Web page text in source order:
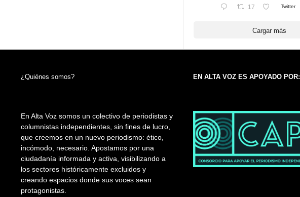
17 Twitter
Cargar más
¿Quiénes somos?
En Alta Voz somos un colectivo de periodistas y
columnistas independientes, sin fines de lucro,
que creemos en un nuevo periodismo: ético,
incómodo, necesario. Apostamos por una
ciudadanía informada y activa, visibilizando a
los sectores históricamente excluidos y
creando espacios donde sus voces sean
protagonistas.
EN ALTA VOZ ES APOYADO POR: